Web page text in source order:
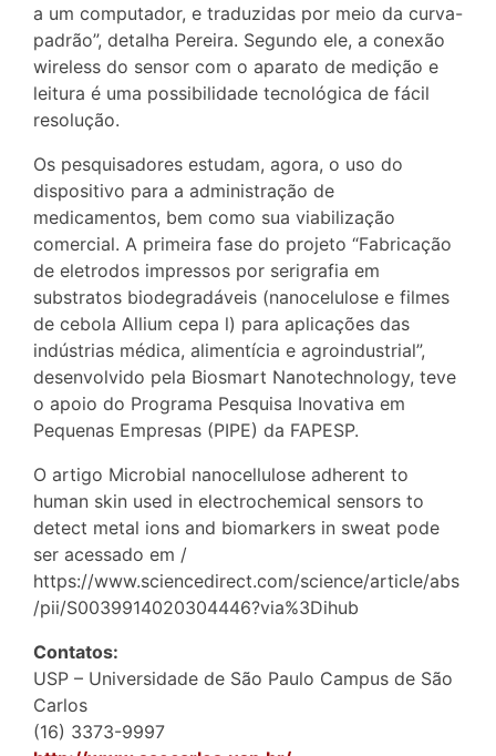
a um computador, e traduzidas por meio da curva-
padrão”, detalha Pereira. Segundo ele, a conexão
wireless do sensor com o aparato de medição e
leitura é uma possibilidade tecnológica de fácil
resolução.
Os pesquisadores estudam, agora, o uso do
dispositivo para a administração de
medicamentos, bem como sua viabilização
comercial. A primeira fase do projeto “Fabricação
de eletrodos impressos por serigrafia em
substratos biodegradáveis (nanocelulose e filmes
de cebola Allium cepa l) para aplicações das
indústrias médica, alimentícia e agroindustrial”,
desenvolvido pela Biosmart Nanotechnology, teve
o apoio do Programa Pesquisa Inovativa em
Pequenas Empresas (PIPE) da FAPESP.
O artigo Microbial nanocellulose adherent to
human skin used in electrochemical sensors to
detect metal ions and biomarkers in sweat pode
ser acessado em /
https://www.sciencedirect.com/science/article/abs
/pii/S0039914020304446?via%3Dihub
Contatos:
USP – Universidade de São Paulo Campus de São
Carlos
(16) 3373-9997